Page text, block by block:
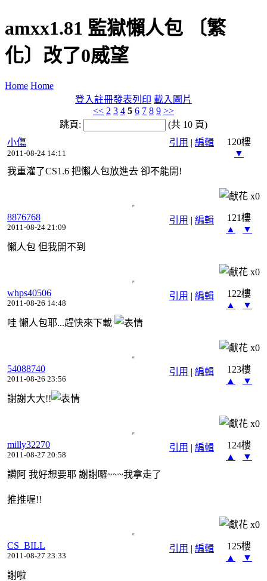
amxx1.81 監獄懶人包 〔繁
化〕改了0威望
Home Home
登入註冊發表列印 載入圖片
<< 2 3 4 5 6 7 8 9 >>
跳頁:
(共 10 頁)
引用 | 編輯
小傷
2011-08-24 14:11
120樓
▼
我重灌了CS1.6 把懶人包放進去 卻不能開!
x0
引用 | 編輯
8876768
2011-08-24 21:09
121樓
▲
▼
懶人包 但我開不到
x0
引用 | 編輯
whps40506
2011-08-26 14:48
122樓
▲
▼
哇 懶人包耶...趕快來下載
x0
引用 | 編輯
54088740
2011-08-26 23:56
123樓
▲
▼
謝謝大大!!
x0
引用 | 編輯
milly32270
2011-08-27 20:58
124樓
▲
▼
讚阿 我好想要耶 謝謝囉~~~我拿走了
推推喔!!
x0
引用 | 編輯
CS_BILL
2011-08-27 23:33
125樓
▲
▼
謝啦